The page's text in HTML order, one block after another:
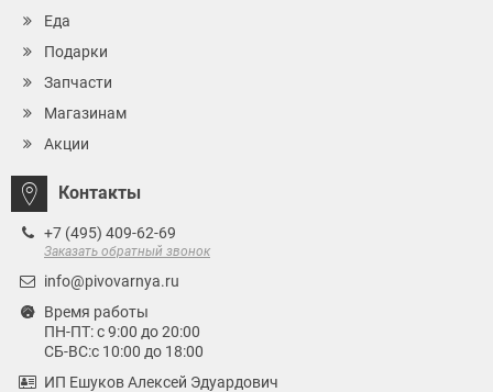
Еда
Подарки
Запчасти
Магазинам
Акции
Контакты
+7 (495) 409-62-69
Заказать обратный звонок
info@pivovarnya.ru
Время работы
ПН-ПТ: с 9:00 до 20:00
СБ-ВС:с 10:00 до 18:00
ИП Ешуков Алексей Эдуардович